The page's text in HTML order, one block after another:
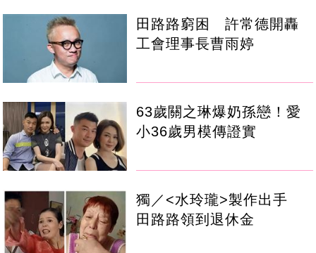
田路路窮困 許常德開轟
工會理事長曹雨婷
63歲關之琳爆奶孫戀！愛
小36歲男模傳證實
獨／<水玲瓏>製作出手
田路路領到退休金